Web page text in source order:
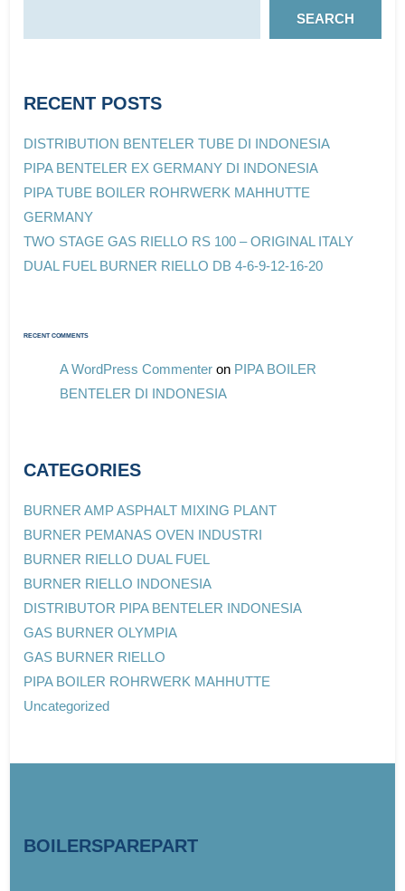
SEARCH
RECENT POSTS
DISTRIBUTION BENTELER TUBE DI INDONESIA
PIPA BENTELER EX GERMANY DI INDONESIA
PIPA TUBE BOILER ROHRWERK MAHHUTTE
GERMANY
TWO STAGE GAS RIELLO RS 100 – ORIGINAL ITALY
DUAL FUEL BURNER RIELLO DB 4-6-9-12-16-20
RECENT COMMENTS
A WordPress Commenter on PIPA BOILER
BENTELER DI INDONESIA
CATEGORIES
BURNER AMP ASPHALT MIXING PLANT
BURNER PEMANAS OVEN INDUSTRI
BURNER RIELLO DUAL FUEL
BURNER RIELLO INDONESIA
DISTRIBUTOR PIPA BENTELER INDONESIA
GAS BURNER OLYMPIA
GAS BURNER RIELLO
PIPA BOILER ROHRWERK MAHHUTTE
Uncategorized
BOILERSPAREPART